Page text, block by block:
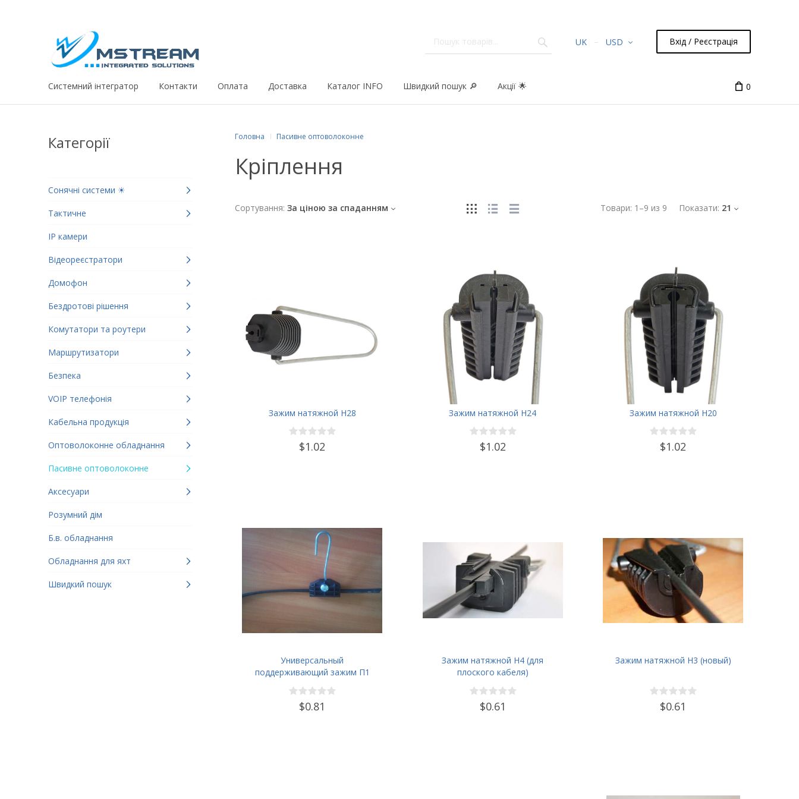
UK USD Вхід / Реєстрація
Системний iнтегратор Контакти Оплата Доставка Каталог INFO Швидкий пошук 🔎 Акції 🌟 0
Категорії
Сонячні системи ☀
Тактичне
IP камери
Відеореєстратори
Домофон
Бездротові рішення
Комутатори та роутери
Маршрутизатори
Безпека
VOIP телефонія
Кабельна продукція
Оптоволоконне обладнання
Пасивне оптоволоконне
Аксесуари
Розумний дім
Б.в. обладнання
Обладнання для яхт
Швидкий пошук
Головна Пасивне оптоволоконне
Кріплення
Товари: 1 –9 из 9 Показати: 21
Сортування: За ціною за спаданням
Зажим натяжной Н28
$1.02
Зажим натяжной Н24
$1.02
Зажим натяжной Н20
$1.02
Универсальный
поддерживающий зажим П1
$0.81
Зажим натяжной Н4 (для
плоского кабеля)
$0.61
Зажим натяжной Н3 (новый)
$0.61